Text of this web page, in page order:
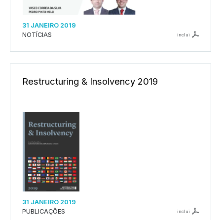
31 JANEIRO 2019
NOTÍCIAS
inclui
Restructuring & Insolvency 2019
31 JANEIRO 2019
PUBLICAÇÕES
inclui